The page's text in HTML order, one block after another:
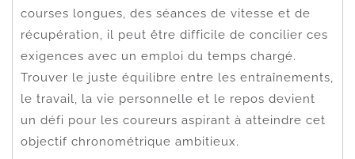
courses longues, des séances de vitesse et de
récupération, il peut être difficile de concilier ces
exigences avec un emploi du temps chargé.
Trouver le juste équilibre entre les entraînements,
le travail, la vie personnelle et le repos devient
un défi pour les coureurs aspirant à atteindre cet
objectif chronométrique ambitieux.